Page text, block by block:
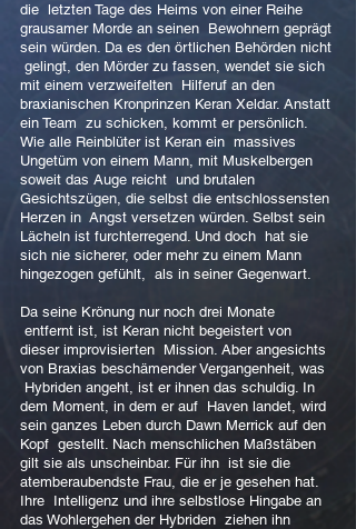
die letzten Tage des Heims von einer Reihe
grausamer Morde an seinen Bewohnern geprägt
sein würden. Da es den örtlichen Behörden nicht
gelingt, den Mörder zu fassen, wendet sie sich
mit einem verzweifelten Hilferuf an den
braxianischen Kronprinzen Keran Xeldar. Anstatt
ein Team zu schicken, kommt er persönlich.
Wie alle Reinblüter ist Keran ein massives
Ungetüm von einem Mann, mit Muskelbergen
soweit das Auge reicht und brutalen
Gesichtszügen, die selbst die entschlossensten
Herzen in Angst versetzen würden. Selbst sein
Lächeln ist furchterregend. Und doch hat sie
sich nie sicherer, oder mehr zu einem Mann
hingezogen gefühlt, als in seiner Gegenwart.
Da seine Krönung nur noch drei Monate
entfernt ist, ist Keran nicht begeistert von
dieser improvisierten Mission. Aber angesichts
von Braxias beschämender Vergangenheit, was
Hybriden angeht, ist er ihnen das schuldig. In
dem Moment, in dem er auf Haven landet, wird
sein ganzes Leben durch Dawn Merrick auf den
Kopf gestellt. Nach menschlichen Maßstäben
gilt sie als unscheinbar. Für ihn ist sie die
atemberaubendste Frau, die er je gesehen hat.
Ihre Intelligenz und ihre selbstlose Hingabe an
das Wohlergehen der Hybriden ziehen ihn